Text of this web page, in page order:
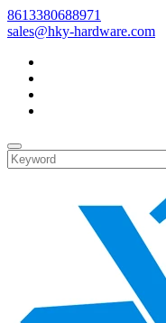
8613380688971
sales@hky-hardware.com